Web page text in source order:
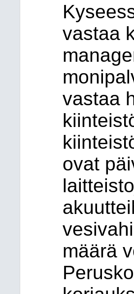
vastaa
vastaa
ovat
määrä